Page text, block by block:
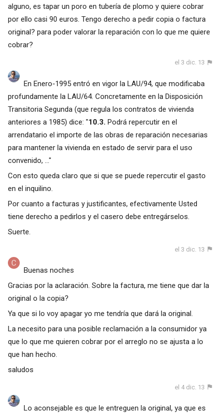
alguno, es tapar un poro en tubería de plomo y quiere cobrar
por ello casi 90 euros. Tengo derecho a pedir copia o factura
original? para poder valorar la reparación con lo que me quiere
cobrar?
el 3 dic. 13
En Enero-1995 entró en vigor la LAU/94, que modificaba
profundamente la LAU/64. Concretamente en la Disposición
Transitoria Segunda (que regula los contratos de vivienda
anteriores a 1985) dice: "10.3. Podrá repercutir en el
arrendatario el importe de las obras de reparación necesarias
para mantener la vivienda en estado de servir para el uso
convenido, ..."
Con esto queda claro que si que se puede repercutir el gasto
en el inquilino.
Por cuanto a facturas y justificantes, efectivamente Usted
tiene derecho a pedirlos y el casero debe entregárselos.
Suerte.
el 3 dic. 13
Buenas noches
Gracias por la aclaración. Sobre la factura, me tiene que dar la
original o la copia?
Ya que si lo voy apagar yo me tendría que dará la original.
La necesito para una posible reclamación a la consumidor ya
que lo que me quieren cobrar por el arreglo no se ajusta a lo
que han hecho.
saludos
el 4 dic. 13
Lo aconsejable es que le entreguen la original, ya que es